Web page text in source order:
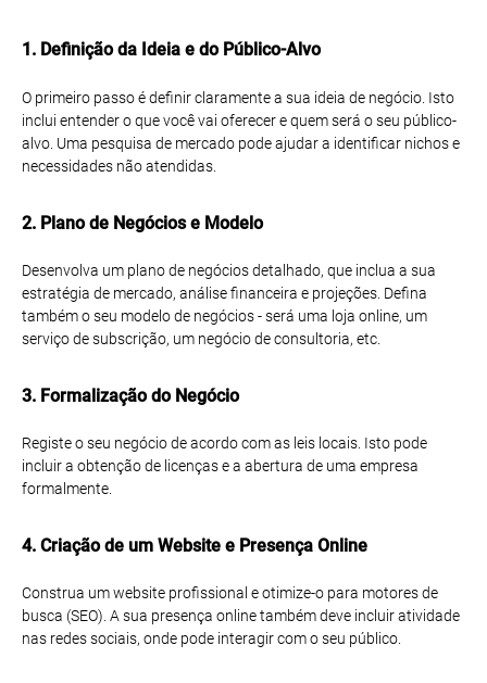
1. Definição da Ideia e do Público-Alvo
O primeiro passo é definir claramente a sua ideia de negócio. Isto
inclui entender o que você vai oferecer e quem será o seu público-
alvo. Uma pesquisa de mercado pode ajudar a identificar nichos e
necessidades não atendidas.
2. Plano de Negócios e Modelo
Desenvolva um plano de negócios detalhado, que inclua a sua
estratégia de mercado, análise financeira e projeções. Defina
também o seu modelo de negócios - será uma loja online, um
serviço de subscrição, um negócio de consultoria, etc.
3. Formalização do Negócio
Registe o seu negócio de acordo com as leis locais. Isto pode
incluir a obtenção de licenças e a abertura de uma empresa
formalmente.
4. Criação de um Website e Presença Online
Construa um website profissional e otimize-o para motores de
busca (SEO). A sua presença online também deve incluir atividade
nas redes sociais, onde pode interagir com o seu público.